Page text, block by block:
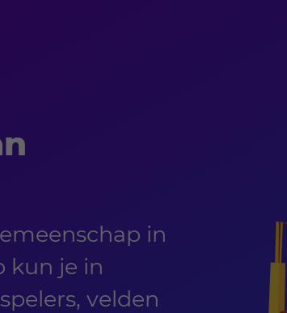
in
kun je in
velden